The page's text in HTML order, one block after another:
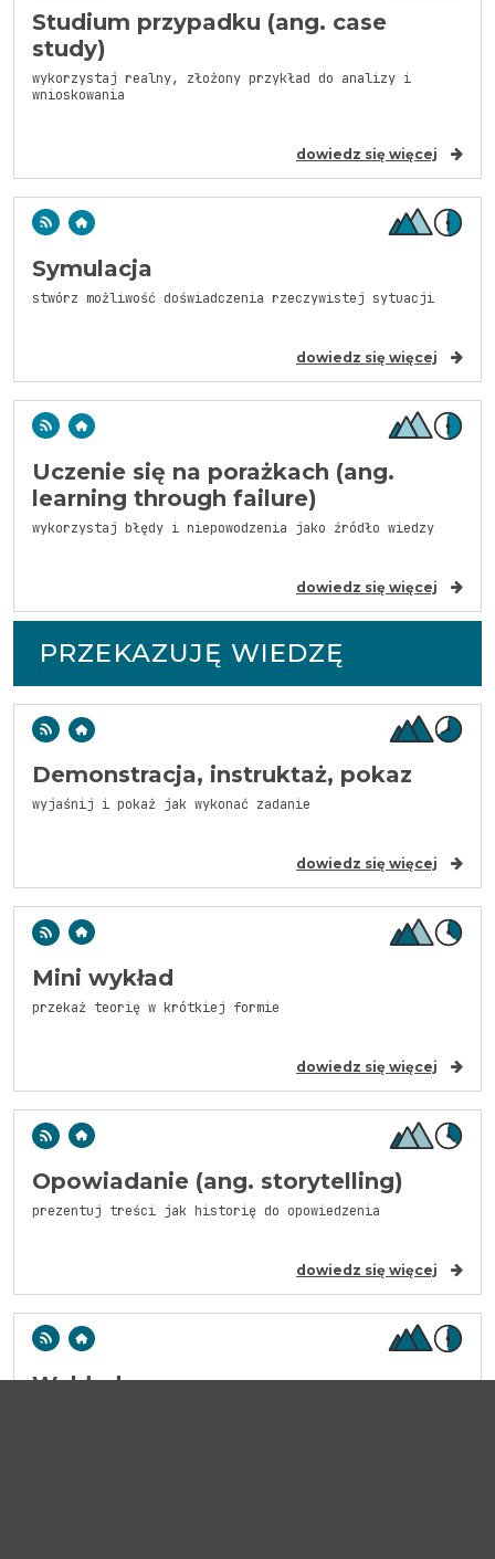
Studium przypadku (ang. case
study)
wykorzystaj realny, złożony przykład do analizy i
wnioskowania
dowiedz się więcej
Symulacja
stwórz możliwość doświadczenia rzeczywistej sytuacji
dowiedz się więcej
Uczenie się na porażkach (ang.
learning through failure)
wykorzystaj błędy i niepowodzenia jako źródło wiedzy
dowiedz się więcej
PRZEKAZUJĘ WIEDZĘ
Demonstracja, instruktaż, pokaz
wyjaśnij i pokaż jak wykonać zadanie
dowiedz się więcej
Mini wykład
przekaż teorię w krótkiej formie
dowiedz się więcej
Opowiadanie (ang. storytelling)
prezentuj treści jak historię do opowiedzenia
dowiedz się więcej
Wykład